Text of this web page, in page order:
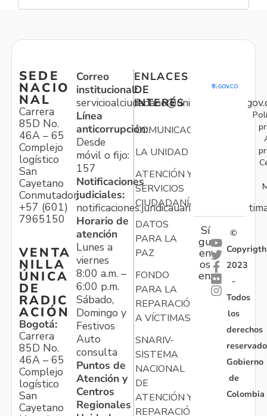
SEDE
NACIO
NAL
Carrera
85D No.
46A – 65
Complejo
logístico
San
Cayetano
Conmutador:
+57 (601)
7965150
VENTA
NILLA
ÚNICA
DE
RADIC
ACIÓN
Bogotá:
Carrera
85D No.
46A – 65
Complejo
logístico
San
Cayetano
Correo
institucional:
Línea
anticorrupción:
Desde
móvil o fijo:
157
Notificaciones
judiciales:
Horario de
atención
Lunes a
viernes
8:00 a.m. –
6:00 p.m.
Sábado,
Domingo y
Festivos
Auto
consulta
Puntos de
Atención y
Centros
Regionales
ENLACES
DE
INTERÉS
COMUNICACIONES
LA UNIDAD
ATENCIÓN Y
SERVICIOS
CIUDADANÍA
DATOS
PARA LA
PAZ
FONDO
PARA LA
REPARACIÓN
A VÍCTIMAS
SNARIV-
SISTEMA
NACIONAL
DE
ATENCIÓN Y
REPARACIÓN
Sí
gu
en
os
en:
©
Copyrigth
2023
-
Todos
los
derechos
Gobierno
de
Colombia